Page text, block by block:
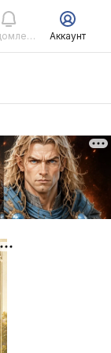
Уведомления Аккаунт